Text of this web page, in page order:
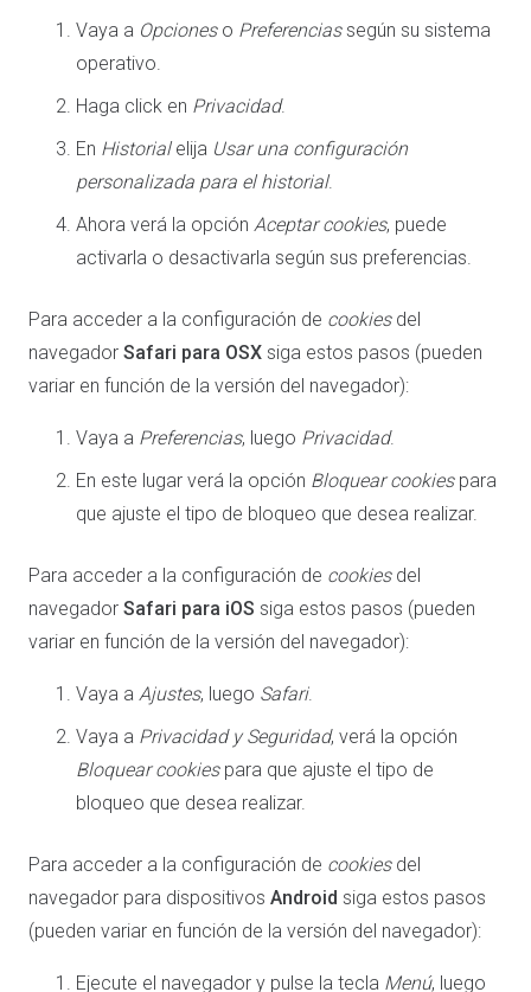
Vaya a Opcioneso Preferenciassegún su sistema
operativo.
Haga click en Privacidad.
En Historialelija Usar una configuración
personalizada para el historial.
Ahora verá la opción Aceptar cookies, puede
activarla o desactivarla según sus preferencias.
Para acceder a la configuración de cookiesdel
navegador Safari para OSX siga estos pasos (pueden
variar en función de la versión del navegador):
Vaya a Preferencias, luego Privacidad.
En este lugar verá la opción Bloquear cookiespara
que ajuste el tipo de bloqueo que desea realizar.
Para acceder a la configuración de cookiesdel
navegador Safari para iOS siga estos pasos (pueden
variar en función de la versión del navegador):
Vaya a Ajustes, luego Safari.
Vaya a Privacidad y Seguridad, verá la opción
Bloquear cookiespara que ajuste el tipo de
bloqueo que desea realizar.
Para acceder a la configuración de cookiesdel
navegador para dispositivos Android siga estos pasos
(pueden variar en función de la versión del navegador):
Ejecute el navegador y pulse la tecla Menú, luego